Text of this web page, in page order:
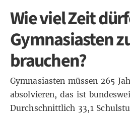
Wie viel Zeit
Gymnasiasten
brauchen?
Gymnasiasten müssen 265
absolvieren, das ist
Durchschnittlich 33,1